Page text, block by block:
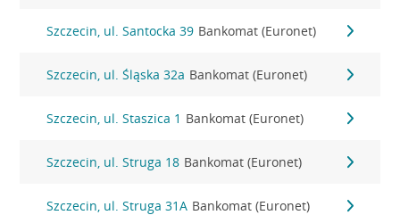
Szczecin, ul. Santocka 39 Bankomat (Euronet)
Szczecin, ul. Śląska 32a Bankomat (Euronet)
Szczecin, ul. Staszica 1 Bankomat (Euronet)
Szczecin, ul. Struga 18 Bankomat (Euronet)
Szczecin, ul. Struga 31A Bankomat (Euronet)